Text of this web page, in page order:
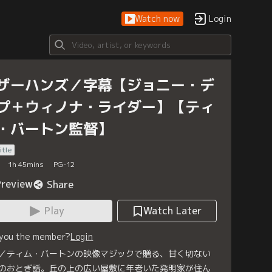
Watch now Login
ーハンズ／字幕【ジョニー・デ
＋ウィノナ・ライダー】【ティ
バートン監督】
1h 45mins PG-12
Share
Play
Watch Later
the member?Login
ティム・バートンの映像マジックで贈る、甘く切ない
おとぎ話。丘の上の広い屋敷に年老いた発明家が住ん